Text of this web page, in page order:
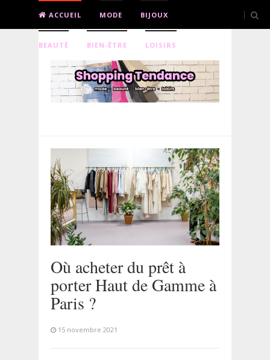
ACCUEIL MODE BIJOUX
BEAUTÉ BIEN-ÊTRE LOISIRS
Où acheter du prêt à
porter Haut de Gamme à
Paris ?
15 novembre 2021